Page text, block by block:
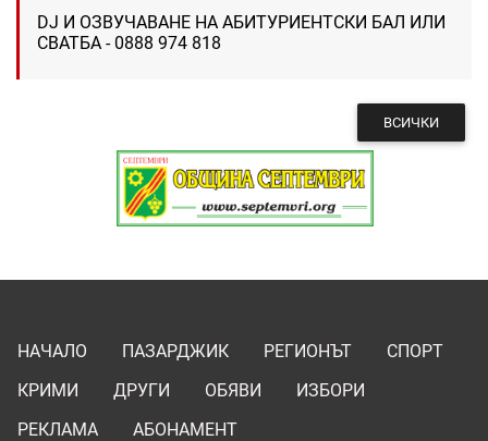
DJ И ОЗВУЧАВАНЕ НА АБИТУРИЕНТСКИ БАЛ ИЛИ
СВАТБА - 0888 974 818
ВСИЧКИ
НАЧАЛО ПАЗАРДЖИК РЕГИОНЪТ
СПОРТ
КРИМИ
ДРУГИ ОБЯВИ
ИЗБОРИ
РЕКЛАМА
АБОНАМЕНТ